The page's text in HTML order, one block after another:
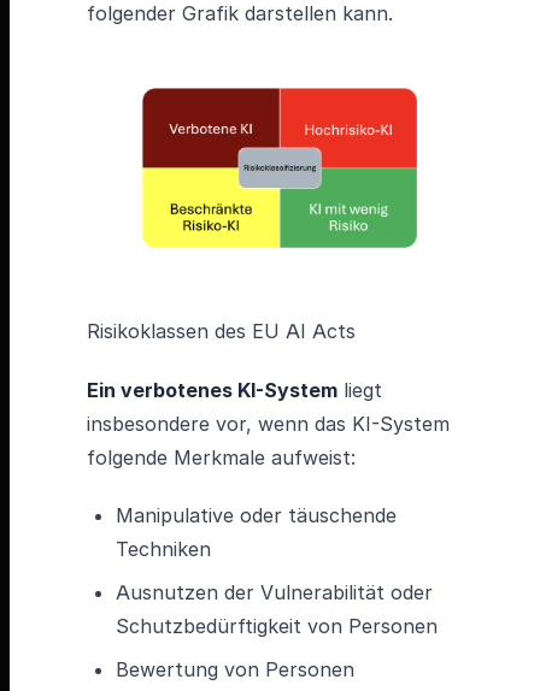
folgender Grafik darstellen kann.
Risikoklassen des EU AI Acts
Ein verbotenes KI-System liegt
insbesondere vor, wenn das KI-System
folgende Merkmale aufweist:
Manipulative oder täuschende
Techniken
Ausnutzen der Vulnerabilität oder
Schutzbedürftigkeit von Personen
Bewertung von Personen